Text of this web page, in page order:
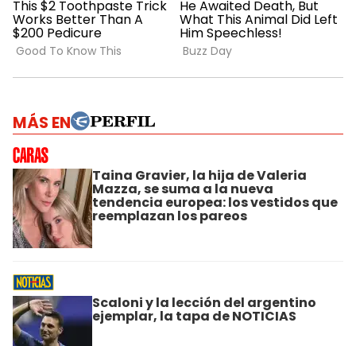
MÁS EN
Taina Gravier, la hija de Valeria
Mazza, se suma a la nueva
tendencia europea: los vestidos que
reemplazan los pareos
Scaloni y la lección del argentino
ejemplar, la tapa de NOTICIAS